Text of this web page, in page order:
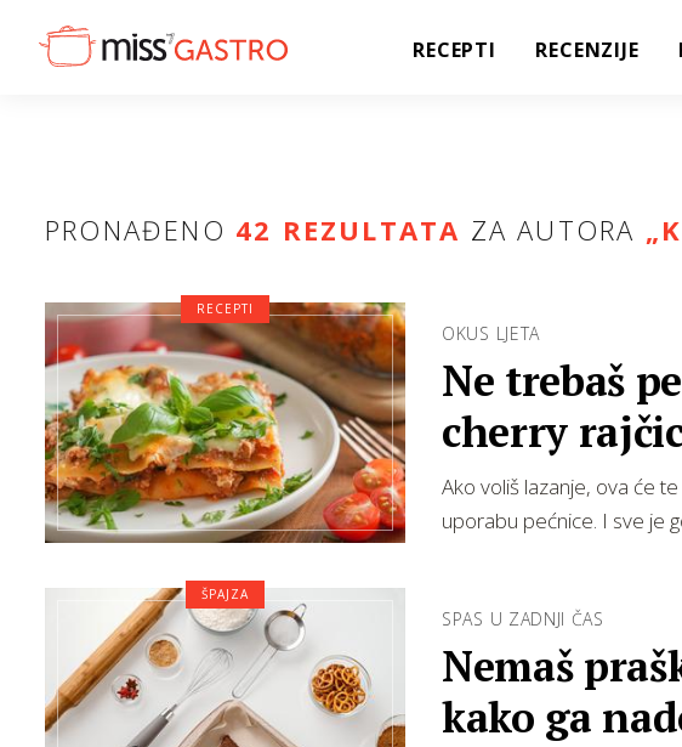
RECEPTI RECENZIJE
PRONAĐENO 42 REZULTATA ZA AUTORA
OKUS LJETA
Ne trebaš
cherry
Ako voliš lazanje, ova će
uporabu pećnice. I sve je
RECEPTI
SPAS U ZADNJI ČAS
Nemaš
kako ga
ŠPAJZA